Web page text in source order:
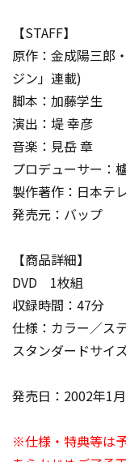
【STAFF】
原作：金成陽三郎
ジン」連載)
脚本：加藤学生
演出：堤 幸彦
音楽：見岳 章
プロデューサー
製作著作：日本テ
発売元：バップ
【商品詳細】
DVD 1枚組
収録時間：47分
仕様：カラー／ス
スタンダードサイ
発売日：2002年1
※仕様・特典等は